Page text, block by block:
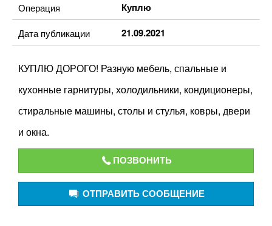
Операция Куплю
Дата публикации 21.09.2021
КУПЛЮ ДОРОГО! Разную мебель, спальные и
кухонные гарнитуры, холодильники, кондиционеры,
стиральные машины, столы и стулья, ковры, двери
и окна.
ПОЗВОНИТЬ
ОТПРАВИТЬ СООБЩЕНИЕ